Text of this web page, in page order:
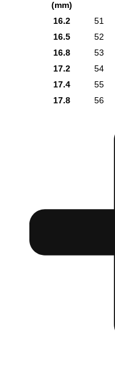
(mm)
16.2
51
16.5
52
16.8
53
17.2
54
17.4
55
17.8
56